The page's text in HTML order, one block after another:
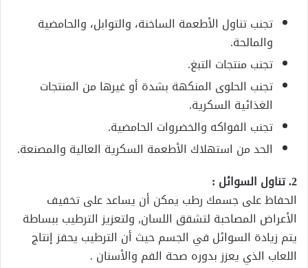
تجنب تناول الأطعمة الساخنة، والتوابل، والحامضية
والمالحة.
تجنب منتجات التبغ.
تجنب الحلوى المنكهة بشدة أو غيرها من المنتجات
الغذائية السكرية.
تجنب الفواكه والخضروات الحامضية.
الحد من استهلاك الأطعمة السكرية العالية والمصنعة.
2. تناول السوائل :
الحفاظ على جسمك رطب يمكن أن يساعد على تخفيف
الأعراض المصاحبة لتشقق اللسان, ولتعزيز الترطيب ببساطة
يتم زيادة السوائل في الجسم حيث أن الترطيب يحفز إنتاج
اللعاب الذي يعزز بدوره صحة الفم والأسنان .